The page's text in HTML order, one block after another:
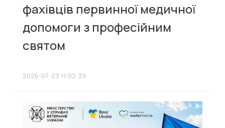
фахівців первинної медичної
допомоги з професійним
святом
2026-07-23 11:02:39